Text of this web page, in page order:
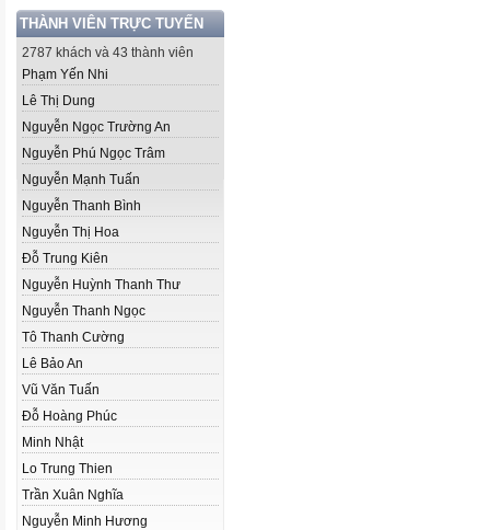
THÀNH VIÊN TRỰC TUYẾN
2787 khách và 43 thành viên
Phạm Yến Nhi
Lê Thị Dung
Nguyễn Ngọc Trường An
Nguyễn Phú Ngọc Trâm
Nguyễn Mạnh Tuấn
Nguyễn Thanh Bình
Nguyễn Thị Hoa
Đỗ Trung Kiên
Nguyễn Huỳnh Thanh Thư
Nguyễn Thanh Ngọc
Tô Thanh Cường
Lê Bảo An
Vũ Văn Tuấn
Đỗ Hoàng Phúc
Minh Nhật
Lo Trung Thien
Trần Xuân Nghĩa
Nguyễn Minh Hương